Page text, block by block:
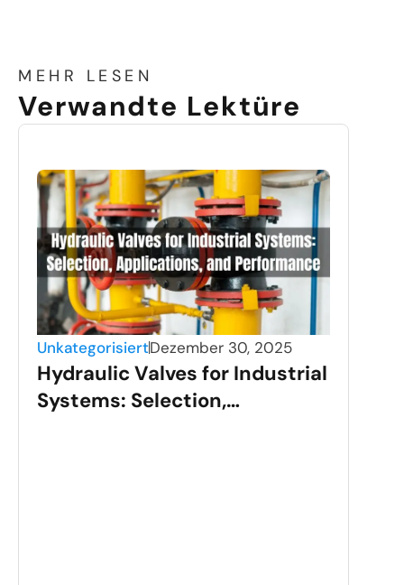
MEHR LESEN
Verwandte Lektüre
UnkategorisiertDezember 30, 2025
Hydraulic Valves for Industrial
Systems: Selection,